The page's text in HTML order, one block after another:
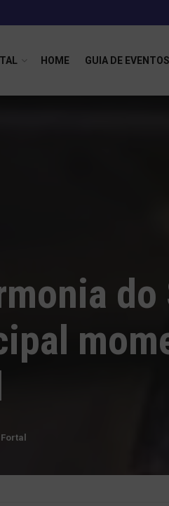
HOME GUIA DE EVENTOS
Fortal